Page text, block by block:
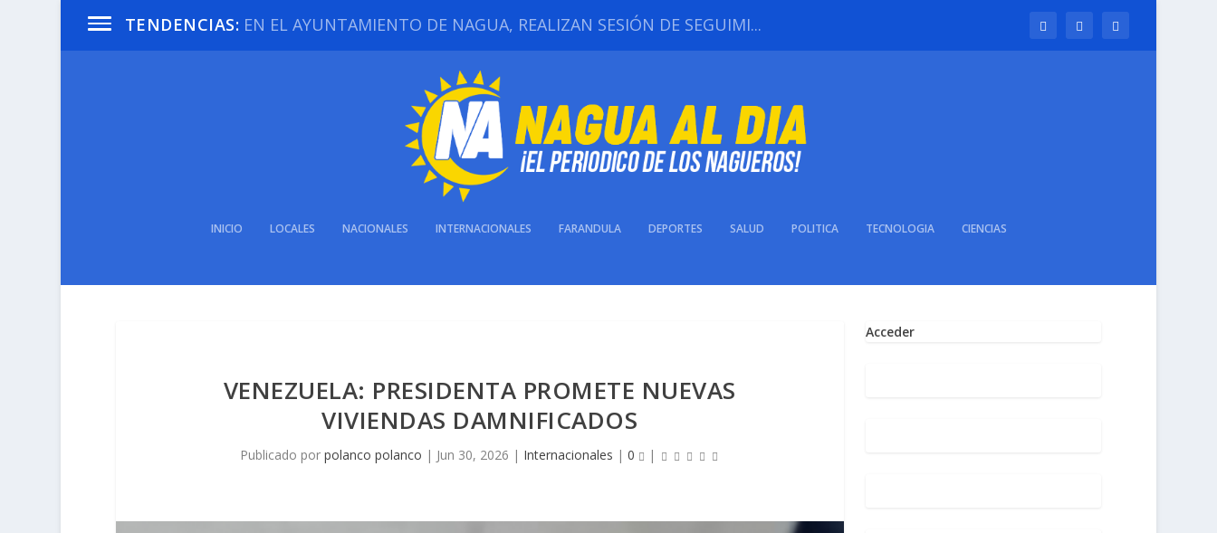
TENDENCIAS: EN EL AYUNTAMIENTO DE NAGUA, REALIZAN SESIÓN DE SEGUIMI...
INICIO LOCALES NACIONALES INTERNACIONALES FARANDULA DEPORTES SALUD POLITICA TECNOLOGIA CIENCIAS
VENEZUELA: PRESIDENTA PROMETE NUEVAS
VIVIENDAS DAMNIFICADOS
Publicado porpolanco polanco | Jun 30, 2026 | Internacionales |0 |
Acceder